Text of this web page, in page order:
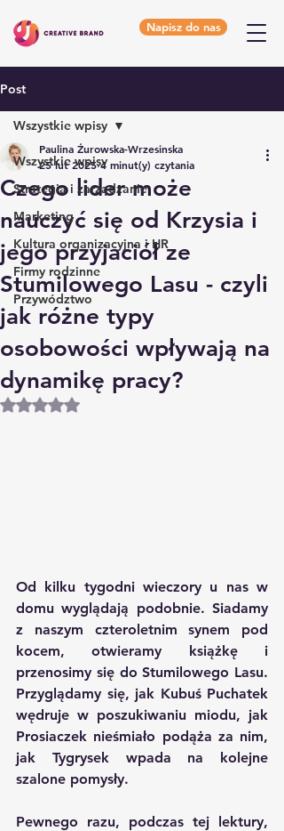
Napisz do nas
Post
Wszystkie wpisy
Strategia i zarządzanie
Marketing
Kultura organizacyjna i HR
Firmy rodzinne
Przywództwo
Wszystkie wpisy
Czego lider może
nauczyć się od Krzysia i
jego przyjaciół ze
Stumilowego Lasu - czyli
jak różne typy
osobowości wpływają na
dynamikę pracy?
Paulina Żurowska-Wrzesinska
25 lut 2025 4 minut(y) czytania
Oceniono na NaN z 5 gwiazdek.
Od kilku tygodni wieczory u nas w
domu wyglądają podobnie. Siadamy
z naszym czteroletnim synem pod
kocem, otwieramy książkę i
przenosimy się do Stumilowego Lasu.
Przyglądamy się, jak Kubuś Puchatek
wędruje w poszukiwaniu miodu, jak
Prosiaczek nieśmiało podąża za nim,
jak Tygrysek wpada na kolejne
szalone pomysły.
Pewnego razu, podczas tej lektury,